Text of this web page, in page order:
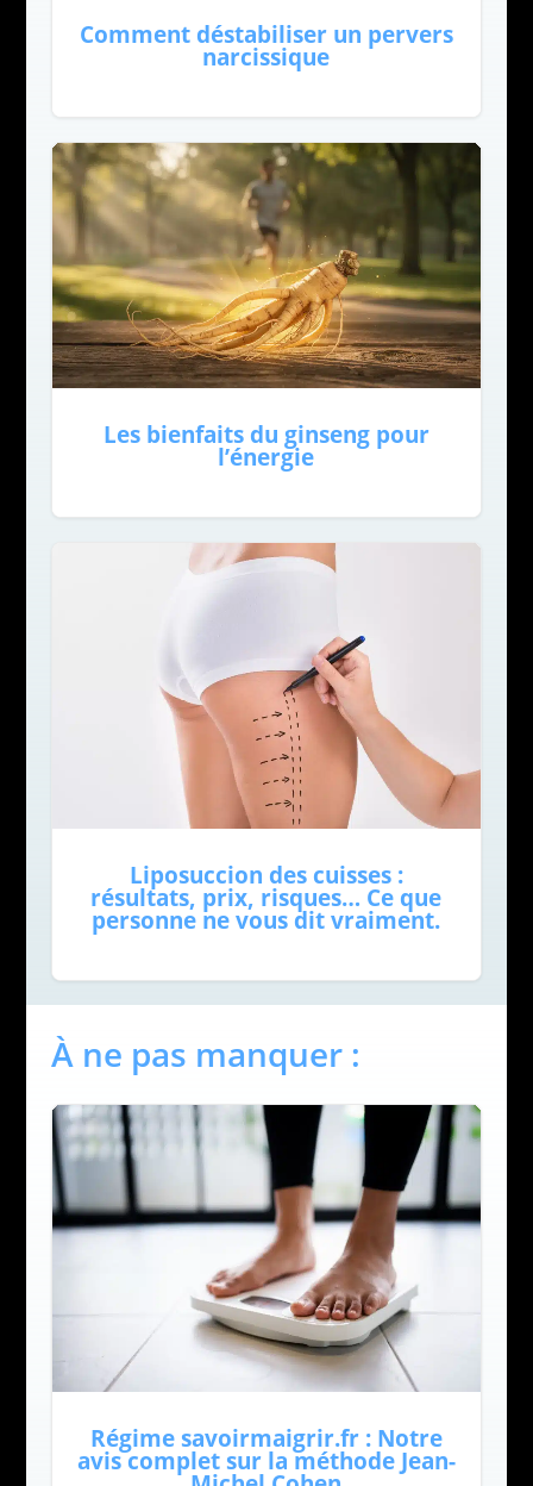
Comment déstabiliser un pervers
narcissique
Les bienfaits du ginseng pour
l’énergie
Liposuccion des cuisses :
résultats, prix, risques… Ce que
personne ne vous dit vraiment.
À ne pas manquer :
Régime savoirmaigrir.fr : Notre
avis complet sur la méthode Jean-